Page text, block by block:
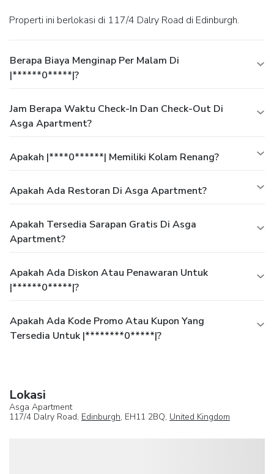
Properti ini berlokasi di 117/4 Dalry Road di Edinburgh.
Berapa Biaya Menginap Per Malam Di
|******0*****|?
Jam Berapa Waktu Check-In Dan Check-Out Di
Asga Apartment?
Apakah |****0******| Memiliki Kolam Renang?
Apakah Ada Restoran Di Asga Apartment?
Apakah Tersedia Sarapan Gratis Di Asga
Apartment?
Apakah Ada Diskon Atau Penawaran Untuk
|******0*****|?
Apakah Ada Kode Promo Atau Kupon Yang
Tersedia Untuk |********0*****|?
Lokasi
Asga Apartment
117/4 Dalry Road, Edinburgh, EH11 2BQ, United Kingdom